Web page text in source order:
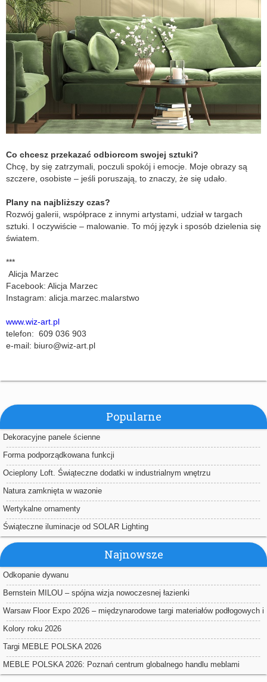
Co chcesz przekazać odbiorcom swojej sztuki?
Chcę, by się zatrzymali, poczuli spokój i emocje. Moje obrazy są
szczere, osobiste – jeśli poruszają, to znaczy, że się udało.
Plany na najbliższy czas?
Rozwój galerii, współprace z innymi artystami, udział w targach
sztuki. I oczywiście – malowanie. To mój język i sposób dzielenia się
światem.
***
Alicja Marzec
Facebook: Alicja Marzec
Instagram: alicja.marzec.malarstwo
www.wiz-art.pl
telefon: 609 036 903
e-mail: biuro@wiz-art.pl
Popularne
Dekoracyjne panele ścienne
Forma podporządkowana funkcji
Ocieplony Loft. Świąteczne dodatki w industrialnym wnętrzu
Natura zamknięta w wazonie
Wertykalne ornamenty
Świąteczne iluminacje od SOLAR Lighting
Najnowsze
Odkopanie dywanu
Bernstein MILOU – spójna wizja nowoczesnej łazienki
Warsaw Floor Expo 2026 – międzynarodowe targi materiałów podłogowych i
powierzchniowych w Nadarzynie
Kolory roku 2026
Targi MEBLE POLSKA 2026
MEBLE POLSKA 2026: Poznań centrum globalnego handlu meblami